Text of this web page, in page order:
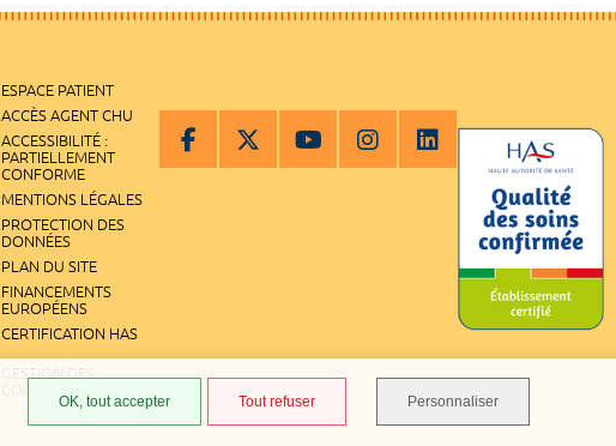
OK, tout accepter Tout refuser Personnaliser
ESPACE PATIENT
ACCÈS AGENT CHU
ACCESSIBILITÉ :
PARTIELLEMENT
CONFORME
MENTIONS LÉGALES
PROTECTION DES
DONNÉES
PLAN DU SITE
FINANCEMENTS
EUROPÉENS
CERTIFICATION HAS
GESTION DES
COOKIES